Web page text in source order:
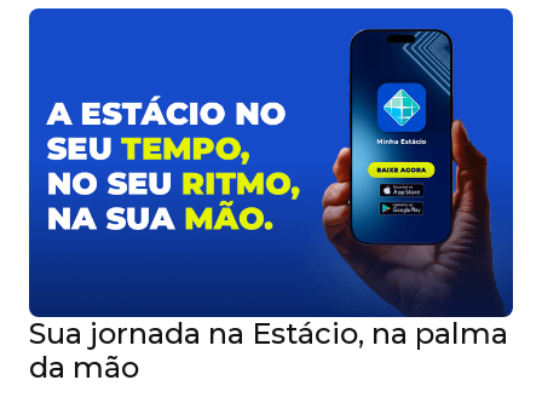
Sua jornada na Estácio, na palma
da mão